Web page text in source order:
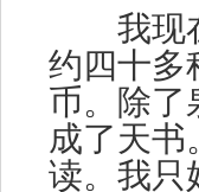
我现在
约四十多
币。除了
成了天书
读。我只